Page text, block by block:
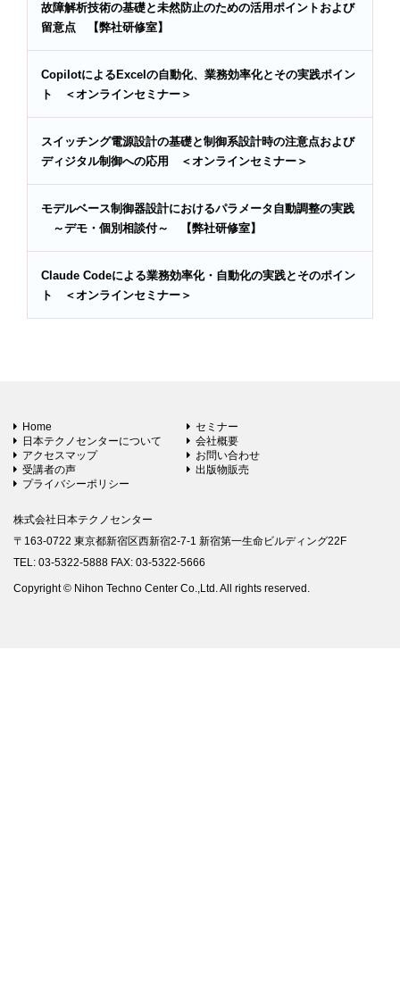
故障解析技術の基礎と未然防止のための活用ポイントおよび
留意点 【弊社研修室】
CopilotによるExcelの自動化、業務効率化とその実践ポイン
ト ＜オンラインセミナー＞
スイッチング電源設計の基礎と制御系設計時の注意点および
ディジタル制御への応用 ＜オンラインセミナー＞
モデルベース制御器設計におけるパラメータ自動調整の実践
～デモ・個別相談付～ 【弊社研修室】
Claude Codeによる業務効率化・自動化の実践とそのポイン
ト ＜オンラインセミナー＞
Home
セミナー
日本テクノセンターについて
会社概要
アクセスマップ
お問い合わせ
受講者の声
出版物販売
プライバシーポリシー
株式会社日本テクノセンター
〒163-0722 東京都新宿区西新宿2-7-1 新宿第一生命ビルディング22F
TEL: 03-5322-5888 FAX: 03-5322-5666
Copyright © Nihon Techno Center Co.,Ltd. All rights reserved.